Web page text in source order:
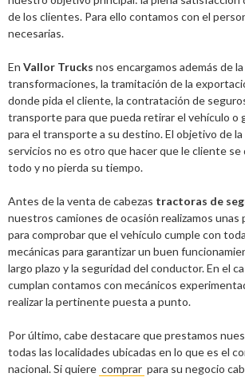
de los clientes. Para ello contamos con el
necesarias.
En Vallor Trucks nos encargamos además de
transformaciones, la tramitación de la
donde pida el cliente, la contratación de
transporte para que pueda retirar el vehículo o
para el transporte a su destino. El objetivo de
servicios no es otro que hacer que le cliente
todo y no pierda su tiempo.
Antes de la venta de cabezas tractoras de
nuestros camiones de ocasión realizamos unas
para comprobar que el vehículo cumple con
mecánicas para garantizar un buen
largo plazo y la seguridad del conductor. En el
cumplan contamos con mecánicos
realizar la pertinente puesta a punto.
Por último, cabe destacare que prestamos
todas las localidades ubicadas en lo que es el
nacional. Si quiere comprar para su negocio